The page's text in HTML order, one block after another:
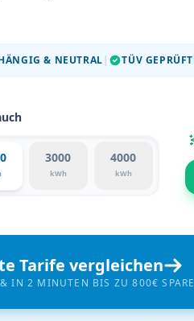
& NEUTRAL | TÜV
3000
kWh
4000
kWh
Tarife vergleichen
IN 2 MINUTEN BIS ZU 800€